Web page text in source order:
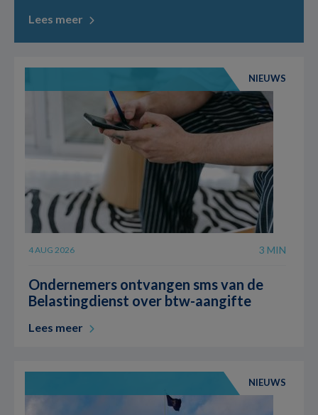
Lees meer
NIEUWS
4 AUG 2026 3 MIN
Ondernemers ontvangen sms van de
Belastingdienst over btw-aangifte
Lees meer
NIEUWS